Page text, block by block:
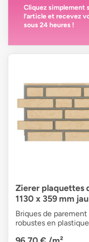
Cliquez simplement
l’article et recevez
sous 24 heures !
Zierer plaquettes
1130 x 359 mm
Briques de
robustes en